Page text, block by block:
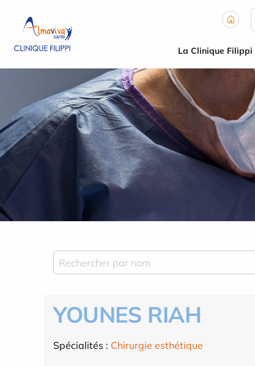
La Clinique Filippi
YOUNES RIAH
Spécialités : Chirurgie esthétique